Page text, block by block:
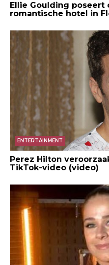
Ellie Goulding
romantische hotel in
ENTERTAINMENT
Perez Hilton
TikTok-video (video)